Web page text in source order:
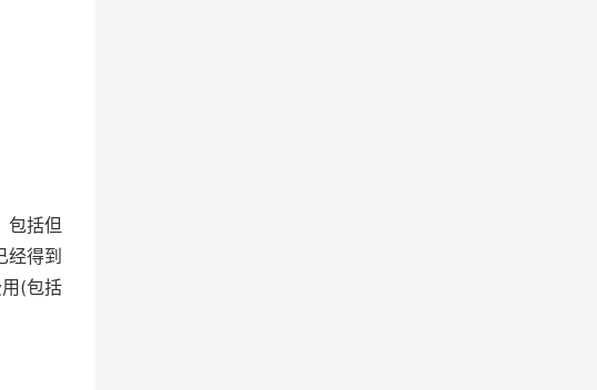
包括但
得到
(包括